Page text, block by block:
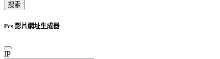
搜索
Pcs 影片網址生成器
IP